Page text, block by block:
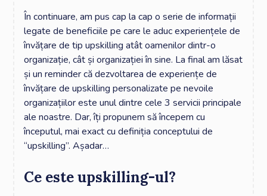
În continuare, am pus cap la cap o serie de informații
legate de beneficiile pe care le aduc experiențele de
învățare de tip upskilling atât oamenilor dintr-o
organizație, cât și organizației în sine. La final am lăsat
și un reminder că dezvoltarea de experiențe de
învățare de upskilling personalizate pe nevoile
organizațiilor este unul dintre cele 3 servicii principale
ale noastre. Dar, îți propunem să începem cu
începutul, mai exact cu definiția conceptului de
“upskilling”. Așadar…
Ce este upskilling-ul?